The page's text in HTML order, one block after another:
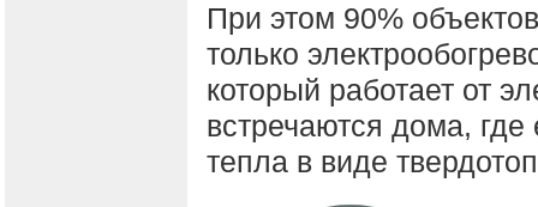
При этом 90%
только
который работает от
встречаются дома, где
тепла в виде